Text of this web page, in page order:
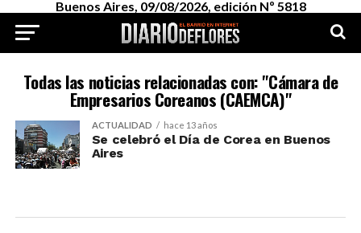
Buenos Aires, 09/08/2026, edición Nº 5818
Todas las noticias relacionadas con: "Cámara de
Empresarios Coreanos (CAEMCA)"
ACTUALIDAD hace 13 años
Se celebró el Día de Corea en Buenos
Aires